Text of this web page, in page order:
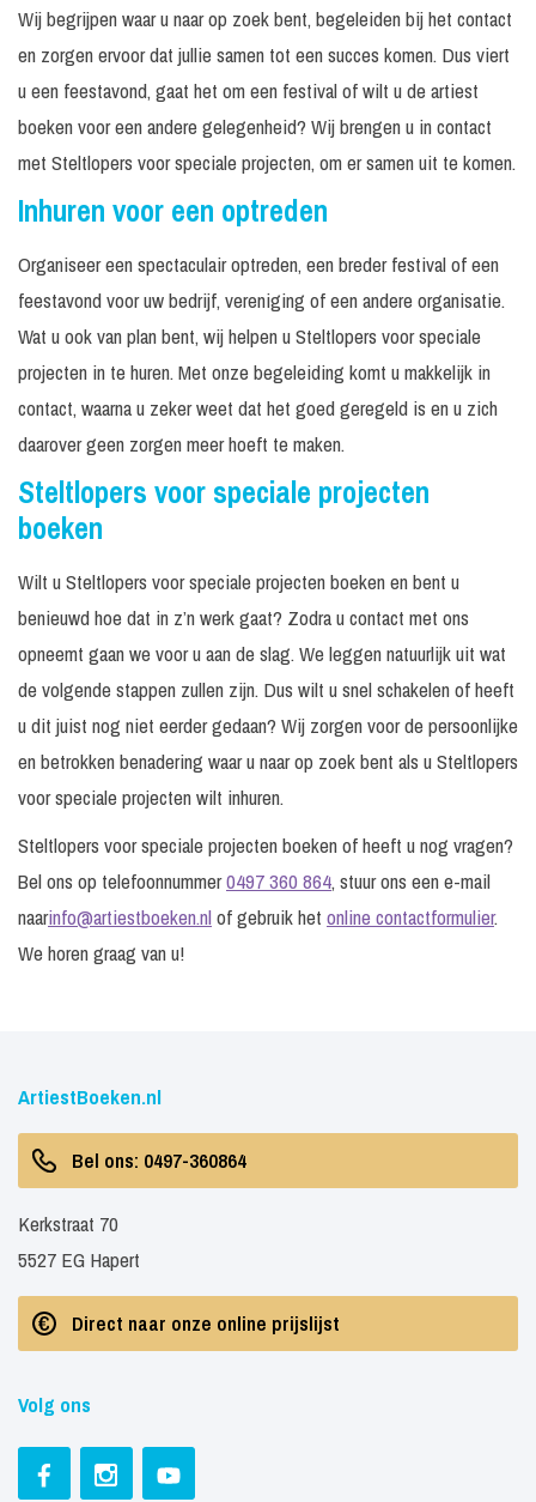
Wij begrijpen waar u naar op zoek bent, begeleiden bij het contact
en zorgen ervoor dat jullie samen tot een succes komen. Dus viert
u een feestavond, gaat het om een festival of wilt u de artiest
boeken voor een andere gelegenheid? Wij brengen u in contact
met Steltlopers voor speciale projecten, om er samen uit te komen.
Inhuren voor een optreden
Organiseer een spectaculair optreden, een breder festival of een
feestavond voor uw bedrijf, vereniging of een andere organisatie.
Wat u ook van plan bent, wij helpen u Steltlopers voor speciale
projecten in te huren. Met onze begeleiding komt u makkelijk in
contact, waarna u zeker weet dat het goed geregeld is en u zich
daarover geen zorgen meer hoeft te maken.
Steltlopers voor speciale projecten
boeken
Wilt u Steltlopers voor speciale projecten boeken en bent u
benieuwd hoe dat in z’n werk gaat? Zodra u contact met ons
opneemt gaan we voor u aan de slag. We leggen natuurlijk uit wat
de volgende stappen zullen zijn. Dus wilt u snel schakelen of heeft
u dit juist nog niet eerder gedaan? Wij zorgen voor de persoonlijke
en betrokken benadering waar u naar op zoek bent als u Steltlopers
voor speciale projecten wilt inhuren.
Steltlopers voor speciale projecten boeken of heeft u nog vragen?
Bel ons op telefoonnummer0497 360 864, stuur ons een e-mail
naarinfo@artiestboeken.nlof gebruik het online contactformulier.
We horen graag van u!
ArtiestBoeken.nl
Bel ons: 0497-360864
Kerkstraat 70
5527 EG Hapert
Direct naar onze online prijslijst
Volg ons